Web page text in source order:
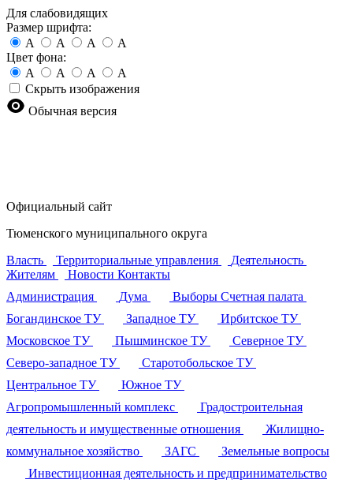
Для слабовидящих
Размер шрифта:
A
A A
A
Цвет фона:
A
A A
A
Скрыть изображения
Обычная версия
Официальный сайт
Тюменского муниципального округа
Власть
Территориальные управления
Деятельность
Жителям
Новости Контакты
Администрация
Дума Выборы Счетная палата
Богандинское ТУ
Западное ТУ
Ирбитское ТУ
Московское ТУ
Пышминское ТУ
Северное ТУ
Северо-западное ТУ
Старотобольское ТУ
Центральное ТУ
Южное ТУ
Агропромышленный комплекс
Градостроительная
деятельность и имущественные отношения
Жилищно-
коммунальное хозяйство
ЗАГС
Земельные вопросы
Инвестиционная деятельность и предпринимательство